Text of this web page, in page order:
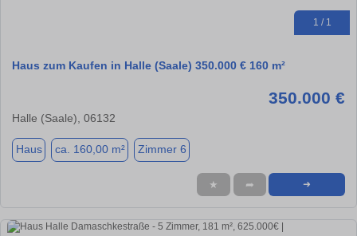
1 / 1
Haus zum Kaufen in Halle (Saale) 350.000 € 160 m²
350.000 €
Halle (Saale), 06132
Haus ca. 160,00 m² Zimmer 6
★ ➦ ➜